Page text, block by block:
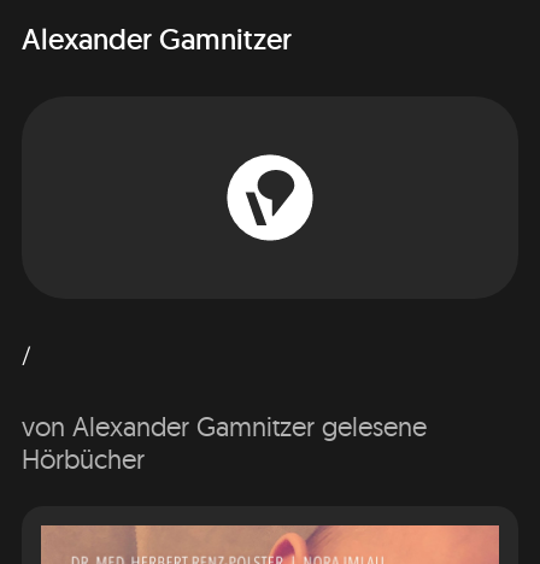
Alexander Gamnitzer
/
von Alexander Gamnitzer gelesene
Hörbücher